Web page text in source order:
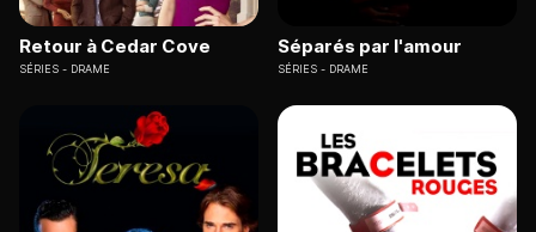
Retour à Cedar Cove
SÉRIES DRAME
Séparés par l'amour
SÉRIES DRAME